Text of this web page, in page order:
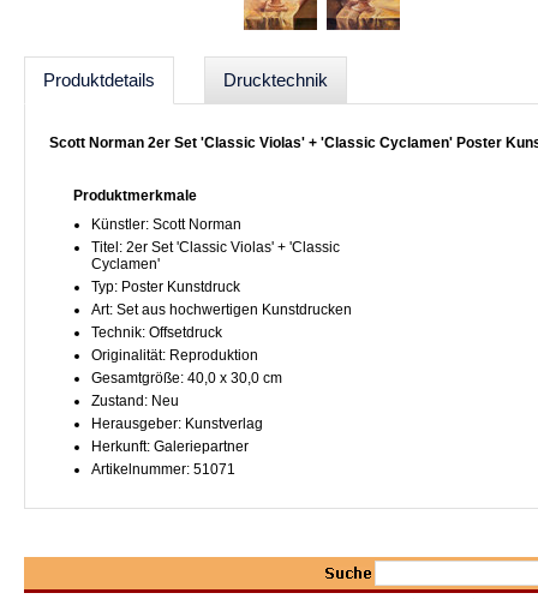
Produktdetails Drucktechnik
Scott Norman 2er Set 'Classic Violas' + 'Classic Cyclamen' Poster
Produktmerkmale
Künstler: Scott Norman
Titel: 2er Set 'Classic Violas' + 'Classic
Cyclamen'
Typ: Poster Kunstdruck
Art: Set aus hochwertigen Kunstdrucken
Technik: Offsetdruck
Originalität: Reproduktion
Gesamtgröße: 40,0 x 30,0 cm
Zustand: Neu
Herausgeber: Kunstverlag
Herkunft: Galeriepartner
Artikelnummer: 51071